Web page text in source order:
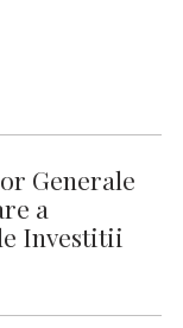
Generale
a
Investitii